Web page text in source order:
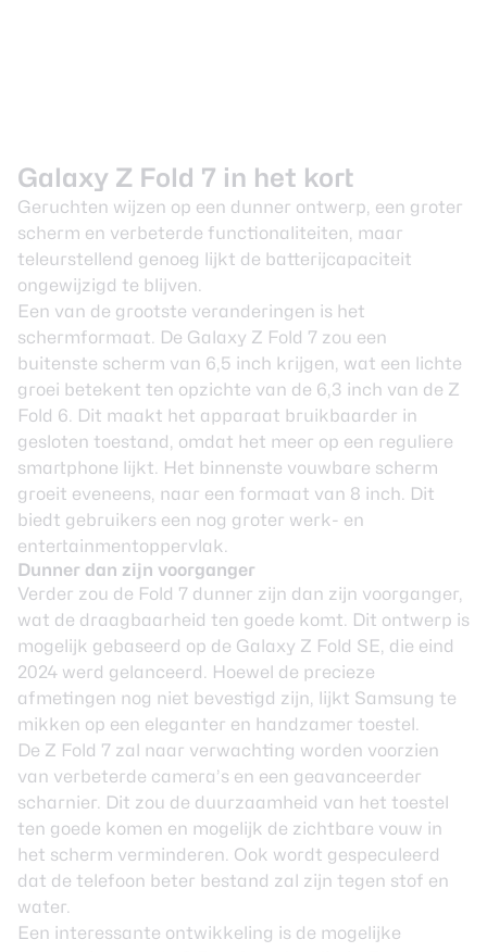
Galaxy Z Fold 7 in het kort
Geruchten wijzen op een dunner ontwerp, een groter
scherm en verbeterde functionaliteiten, maar
teleurstellend genoeg lijkt de batterijcapaciteit
ongewijzigd te blijven.
Een van de grootste veranderingen is het
schermformaat. De Galaxy Z Fold 7 zou een
buitenste scherm van 6,5 inch krijgen, wat een lichte
groei betekent ten opzichte van de 6,3 inch van de Z
Fold 6. Dit maakt het apparaat bruikbaarder in
gesloten toestand, omdat het meer op een reguliere
smartphone lijkt. Het binnenste vouwbare scherm
groeit eveneens, naar een formaat van 8 inch. Dit
biedt gebruikers een nog groter werk- en
entertainmentoppervlak.
Dunner dan zijn voorganger
Verder zou de Fold 7 dunner zijn dan zijn voorganger,
wat de draagbaarheid ten goede komt. Dit ontwerp is
mogelijk gebaseerd op de Galaxy Z Fold SE, die eind
2024 werd gelanceerd. Hoewel de precieze
afmetingen nog niet bevestigd zijn, lijkt Samsung te
mikken op een eleganter en handzamer toestel.
De Z Fold 7 zal naar verwachting worden voorzien
van verbeterde camera’s en een geavanceerder
scharnier. Dit zou de duurzaamheid van het toestel
ten goede komen en mogelijk de zichtbare vouw in
het scherm verminderen. Ook wordt gespeculeerd
dat de telefoon beter bestand zal zijn tegen stof en
water.
Een interessante ontwikkeling is de mogelijke